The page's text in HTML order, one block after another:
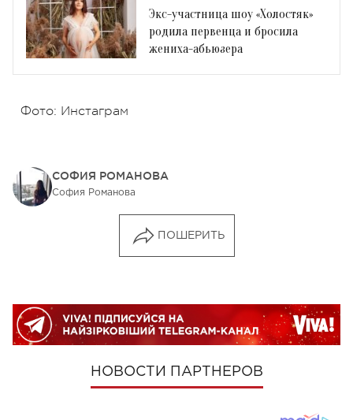
Экс-участница шоу «Холостяк»
родила первенца и бросила
жениха-абьюзера
Фото: Инстаграм
СОФИЯ РОМАНОВА
София Романова
ПОШЕРИТЬ
НОВОСТИ ПАРТНЕРОВ